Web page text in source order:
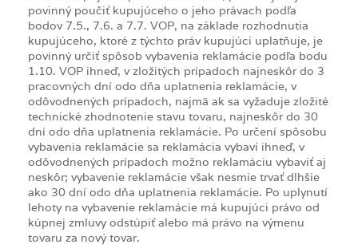
povinný poučiť kupujúceho o jeho právach podľa
bodov 7.5., 7.6. a 7.7. VOP, na základe rozhodnutia
kupujúceho, ktoré z týchto práv kupujúci uplatňuje, je
povinný určiť spôsob vybavenia reklamácie podľa bodu
1.10. VOP ihneď, v zložitých prípadoch najneskôr do 3
pracovných dní odo dňa uplatnenia reklamácie, v
odôvodnených prípadoch, najmä ak sa vyžaduje zložité
technické zhodnotenie stavu tovaru, najneskôr do 30
dní odo dňa uplatnenia reklamácie. Po určení spôsobu
vybavenia reklamácie sa reklamácia vybaví ihneď, v
odôvodnených prípadoch možno reklamáciu vybaviť aj
neskôr; vybavenie reklamácie však nesmie trvať dlhšie
ako 30 dní odo dňa uplatnenia reklamácie. Po uplynutí
lehoty na vybavenie reklamácie má kupujúci právo od
kúpnej zmluvy odstúpiť alebo má právo na výmenu
tovaru za nový tovar.